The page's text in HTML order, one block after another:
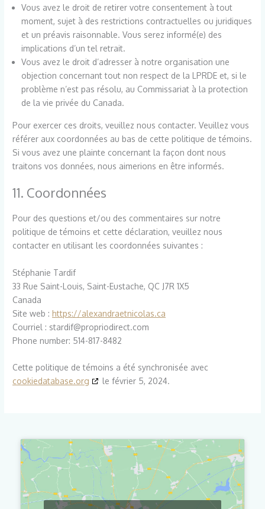
Vous avez le droit de retirer votre consentement à tout
moment, sujet à des restrictions contractuelles ou juridiques
et un préavis raisonnable. Vous serez informé(e) des
implications d’un tel retrait.
Vous avez le droit d’adresser à notre organisation une
objection concernant tout non respect de la LPRDE et, si le
problème n’est pas résolu, au Commissariat à la protection
de la vie privée du Canada.
Pour exercer ces droits, veuillez nous contacter. Veuillez vous
référer aux coordonnées au bas de cette politique de témoins.
Si vous avez une plainte concernant la façon dont nous
traitons vos données, nous aimerions en être informés.
11. Coordonnées
Pour des questions et/ou des commentaires sur notre
politique de témoins et cette déclaration, veuillez nous
contacter en utilisant les coordonnées suivantes :
Stéphanie Tardif
33 Rue Saint-Louis, Saint-Eustache, QC J7R 1X5
Canada
Site web :https://alexandraetnicolas.ca
Courriel : stardif@propriodirect.com
Phone number: 514-817-8482
Cette politique de témoins a été synchronisée avec
cookiedatabase.org
le février 5, 2024.